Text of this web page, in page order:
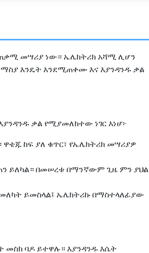
ጠቃሚ መሣሪያ ነው። ኤሌክትሪክ አሻሚ ሊሆን
ማስያ እንዴት እንደሚጠቀሙ እና እያንዳንዱ ቃል
ቃል የሚያመለክተው ነገር እነሆ፦
ከፍ ያለ ቁጥር፣ የኤሌክትሪክ መሣሪያዎ
ይለካል። በመሠረቱ በማንኛውም ጊዜ ምን ያህል
ይመስላል፤ ኤሌክትሪኩ በማስተላለፊያው
ባዶ ይተዋሉ። እያንዳንዱ እሴት